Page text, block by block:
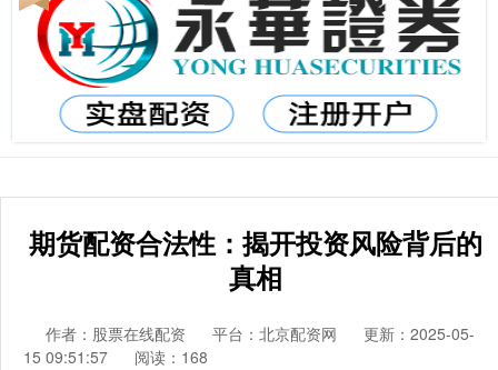
期货配资合法性：揭开投资风险背后的
真相
作者：股票在线配资 平台：北京配资网
更新：2025-05-
15 09:51:57
阅读：168